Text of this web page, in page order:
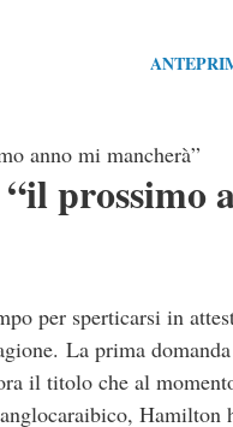
anno mi mancherà”
prossimo
per sperticarsi in
La prima
il titolo che al